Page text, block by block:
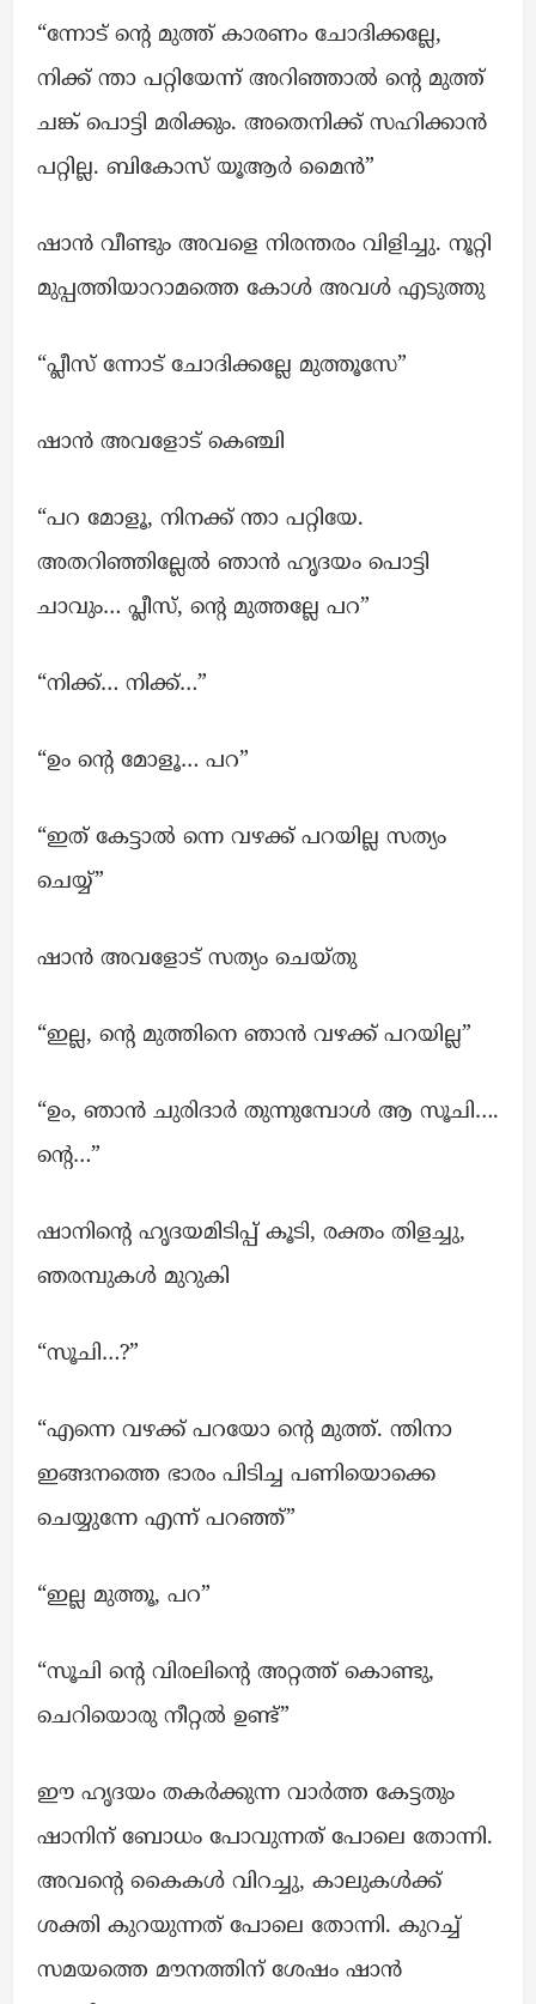
“ന്നോട് ന്റെ മുത്ത് കാരണം ചോദിക്കല്ലേ,
നിക്ക് ന്താ പറ്റിയേന്ന് അറിഞ്ഞാൽ ന്റെ മുത്ത്
ചങ്ക് പൊട്ടി മരിക്കും. അതെനിക്ക് സഹിക്കാൻ
പറ്റില്ല. ബികോസ് യൂആർ മൈൻ”
ഷാൻ വീണ്ടും അവളെ നിരന്തരം വിളിച്ചു. നൂറ്റി
മുപ്പത്തിയാറാമത്തെ കോൾ അവൾ എടുത്തു
“പ്ലീസ് ന്നോട് ചോദിക്കല്ലേ മുത്തൂസേ”
ഷാൻ അവളോട് കെഞ്ചി
“പറ മോളൂ, നിനക്ക് ന്താ പറ്റിയേ.
അതറിഞ്ഞില്ലേൽ ഞാൻ ഹൃദയം പൊട്ടി
ചാവും… പ്ലീസ്, ന്റെ മുത്തല്ലേ പറ”
“നിക്ക്… നിക്ക്…”
“ഉം ന്റെ മോളൂ… പറ”
“ഇത് കേട്ടാൽ ന്നെ വഴക്ക് പറയില്ല സത്യം
ചെയ്യ്”
ഷാൻ അവളോട് സത്യം ചെയ്തു
“ഇല്ല, ന്റെ മുത്തിനെ ഞാൻ വഴക്ക് പറയില്ല”
“ഉം, ഞാൻ ചുരിദാർ തുന്നുമ്പോൾ ആ സൂചി….
ന്റെ…”
ഷാനിന്റെ ഹൃദയമിടിപ്പ് കൂടി, രക്തം തിളച്ചു,
ഞരമ്പുകൾ മുറുകി
“സൂചി…?”
“എന്നെ വഴക്ക് പറയോ ന്റെ മുത്ത്. ന്തിനാ
ഇങ്ങനത്തെ ഭാരം പിടിച്ച പണിയൊക്കെ
ചെയ്യുന്നേ എന്ന് പറഞ്ഞ്”
“ഇല്ല മുത്തൂ, പറ”
“സൂചി ന്റെ വിരലിന്റെ അറ്റത്ത് കൊണ്ടു,
ചെറിയൊരു നീറ്റൽ ഉണ്ട്”
ഈ ഹൃദയം തകർക്കുന്ന വാർത്ത കേട്ടതും
ഷാനിന് ബോധം പോവുന്നത് പോലെ തോന്നി.
അവന്റെ കൈകൾ വിറച്ചു, കാലുകൾക്ക്
ശക്തി കുറയുന്നത് പോലെ തോന്നി. കുറച്ച്
സമയത്തെ മൗനത്തിന് ശേഷം ഷാൻ